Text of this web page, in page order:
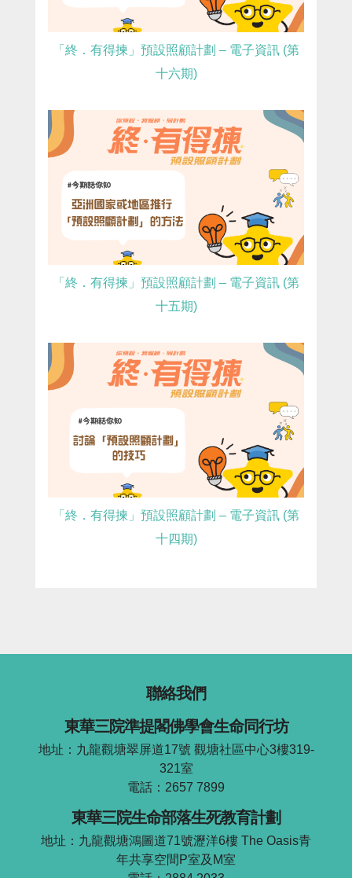
「終．有得揀」預設照顧計劃 – 電子資訊 (第
十六期)
「終．有得揀」預設照顧計劃 – 電子資訊 (第
十五期)
「終．有得揀」預設照顧計劃 – 電子資訊 (第
十四期)
聯絡我們
東華三院準提閣佛學會生命同行坊
地址：九龍觀塘翠屏道17號 觀塘社區中心3樓319-
321室
電話：2657 7899
東華三院生命部落生死教育計劃
地址：九龍觀塘鴻圖道71號瀝洋6樓 The Oasis青
年共享空間P室及M室